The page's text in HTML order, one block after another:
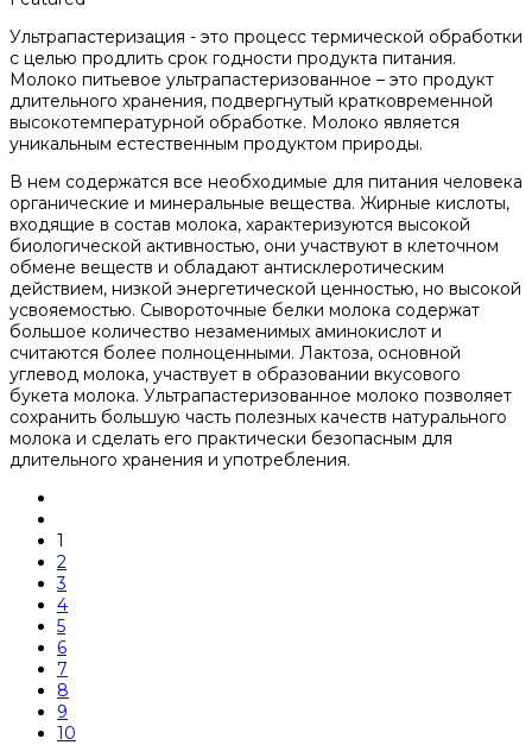
Ультрапастеризация - это процесс термической обработки
с целью продлить срок годности продукта питания.
Молоко питьевое ультрапастеризованное – это продукт
длительного хранения, подвергнутый кратковременной
высокотемпературной обработке. Молоко является
уникальным естественным продуктом природы.
В нем содержатся все необходимые для питания человека
органические и минеральные вещества. Жирные кислоты,
входящие в состав молока, характеризуются высокой
биологической активностью, они участвуют в клеточном
обмене веществ и обладают антисклеротическим
действием, низкой энергетической ценностью, но высокой
усвояемостью. Сывороточные белки молока содержат
большое количество незаменимых аминокислот и
считаются более полноценными. Лактоза, основной
углевод молока, участвует в образовании вкусового
букета молока. Ультрапастеризованное молоко позволяет
сохранить большую часть полезных качеств натурального
молока и сделать его практически безопасным для
длительного хранения и употребления.
1
2
3
4
5
6
7
8
9
10